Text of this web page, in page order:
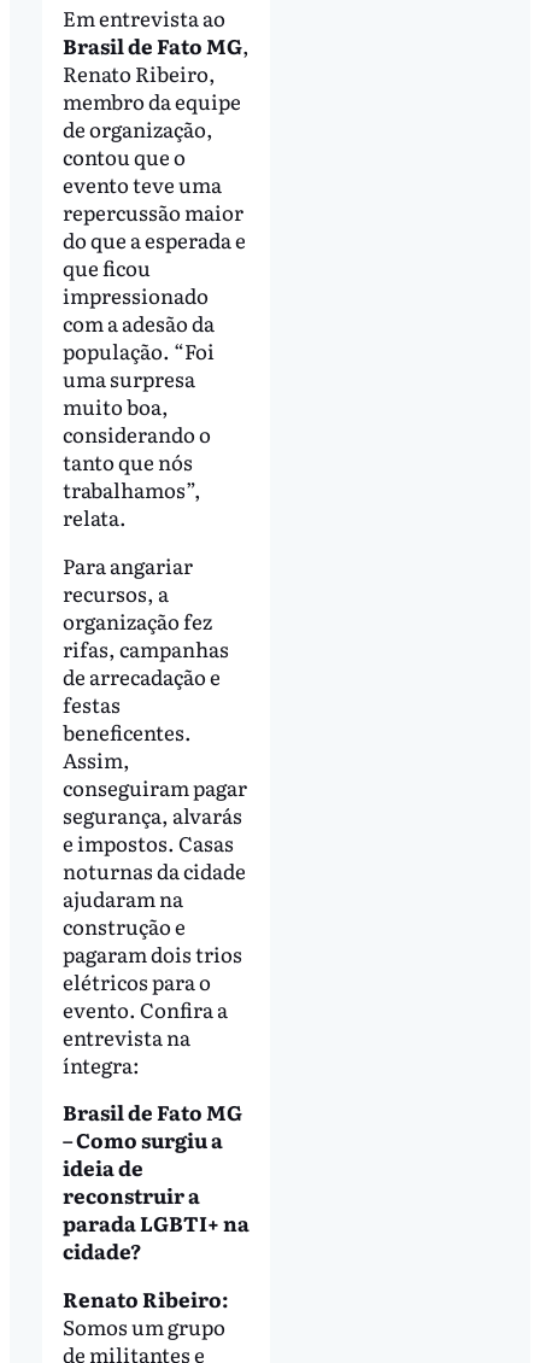
Em entrevista ao
Brasil de Fato MG,
Renato Ribeiro,
membro da equipe
de organização,
contou que o
evento teve uma
repercussão maior
do que a esperada e
que ficou
impressionado
com a adesão da
população. “Foi
uma surpresa
muito boa,
considerando o
tanto que nós
trabalhamos”,
relata.
Para angariar
recursos, a
organização fez
rifas, campanhas
de arrecadação e
festas
beneficentes.
Assim,
conseguiram pagar
segurança, alvarás
e impostos. Casas
noturnas da cidade
ajudaram na
construção e
pagaram dois trios
elétricos para o
evento. Confira a
entrevista na
íntegra:
Brasil de Fato MG
– Como surgiu a
ideia de
reconstruir a
parada LGBTI+ na
cidade?
Renato Ribeiro:
Somos um grupo
de militantes e